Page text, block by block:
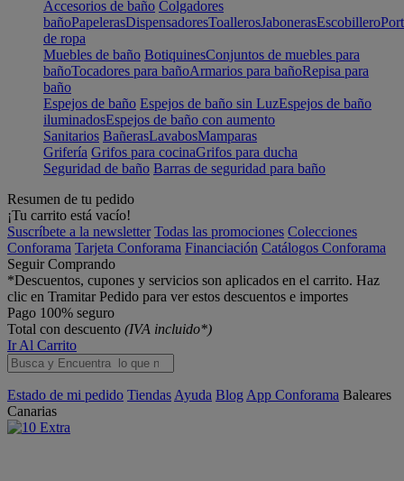
Accesorios de baño Colgadores
bañoPapelerasDispensadoresToallerosJabonerasEscobillero
de ropa
Muebles de baño BotiquinesConjuntos de muebles para
bañoTocadores para bañoArmarios para bañoRepisa para
baño
Espejos de baño Espejos de baño sin LuzEspejos de baño
iluminadosEspejos de baño con aumento
Sanitarios BañerasLavabosMamparas
Grifería Grifos para cocinaGrifos para ducha
Seguridad de baño Barras de seguridad para baño
Resumen de tu pedido
¡Tu carrito está vacío!
Suscríbete a la newsletter Todas las promociones Colecciones
Conforama Tarjeta Conforama Financiación Catálogos Conforama
Seguir Comprando
*Descuentos, cupones y servicios son aplicados en el carrito. Haz
clic en Tramitar Pedido para ver estos descuentos e importes
Pago 100% seguro
Total con descuento (IVA incluido*)
Ir Al Carrito
Estado de mi pedido Tiendas Ayuda Blog App Conforama Baleares
Canarias